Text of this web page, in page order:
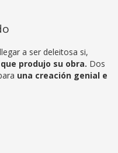
a ser deleitosa si,
produjo su obra. Dos
una creación genial e